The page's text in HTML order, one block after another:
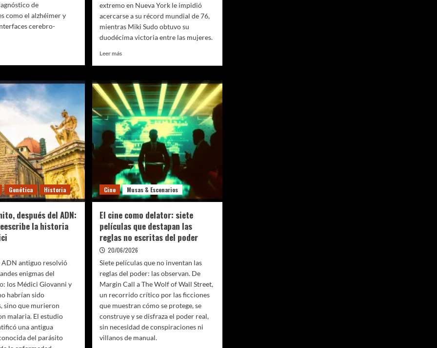
de
como el alzhéimer y
cerebro-
extremo en Nueva York le impidió
acercarse a su récord mundial de 76,
mientras Miki Sudo obtuvo su
duodécima victoria entre las mujeres.
Leer másLeer
Joey
Chestnut
recuperó
la
corona
en
el
concurso
de
panchos
más
famoso
del
mundo,
el
calor
frenó
un
récord
Genética Historia
después del ADN:
la historia
ADN antiguo resolvió
enigmas del
los Médici Giovanni y
habrían sido
sino que murieron
malaria. El estudio
una antigua
del parásito
Cine Musas & Escenarios
El cine como delator: siete
películas que destapan las
reglas no escritas del poder
20/06/2026
Siete películas que no inventan las
reglas del poder: las observan. De
Margin Call a The Wolf of Wall Street,
un recorrido crítico por las ficciones
que muestran cómo se protege, se
construye y se disfraza el poder real,
sin necesidad de conspiraciones ni
villanos de manual.